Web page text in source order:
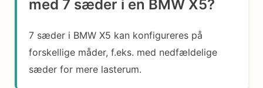
med 7 sæder i en BMW X5?
7 sæder i BMW X5 kan konfigureres på
forskellige måder, f.eks. med nedfældelige
sæder for mere lasterum.